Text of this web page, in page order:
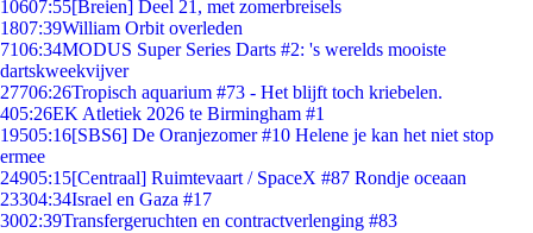
10607:55[Breien] Deel 21, met zomerbreisels
1807:39William Orbit overleden
7106:34MODUS Super Series Darts #2: 's werelds mooiste
dartskweekvijver
27706:26Tropisch aquarium #73 - Het blijft toch kriebelen.
405:26EK Atletiek 2026 te Birmingham #1
19505:16[SBS6] De Oranjezomer #10 Helene je kan het niet stop
ermee
24905:15[Centraal] Ruimtevaart / SpaceX #87 Rondje oceaan
23304:34Israel en Gaza #17
3002:39Transfergeruchten en contractverlenging #83